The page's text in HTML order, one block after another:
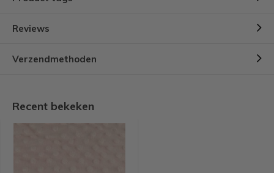
Reviews
Verzendmethoden
Recent bekeken